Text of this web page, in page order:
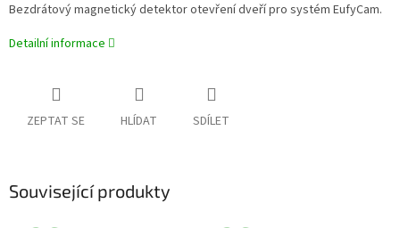
Bezdrátový magnetický detektor otevření dveří pro systém EufyCam.
Detailní informace
ZEPTAT SE HLÍDAT SDÍLET
Související produkty